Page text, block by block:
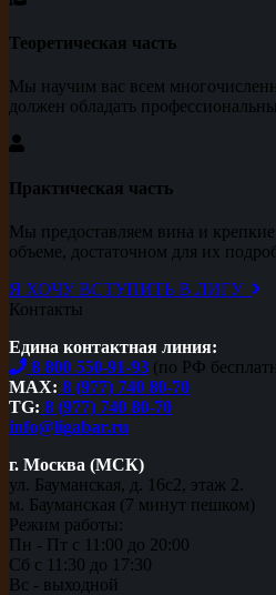
Теоретическая часть
Мы научим вас всем
должен обладать
Практическая часть
Мы предоставляем вина и
объеме, достаточном для их
Я ХОЧУ ВСТУПИТЬ В ЛИГУ
Контакты
Едина контактная линия:
8 800 550-91-93 (по РФ
MAX: 8 (977) 740 80-70
TG: 8 (977) 740 80-70
info@ligabar.ru
г. Москва (МСК)
ул. Бауманская, д. 16с2, этаж 2.
м. Бауманская (7 минут пешком)
Режим работы:
Пн - Пт с 11:00 до 20:00
Сб с 11:30 до 17:30
Вс - выходной